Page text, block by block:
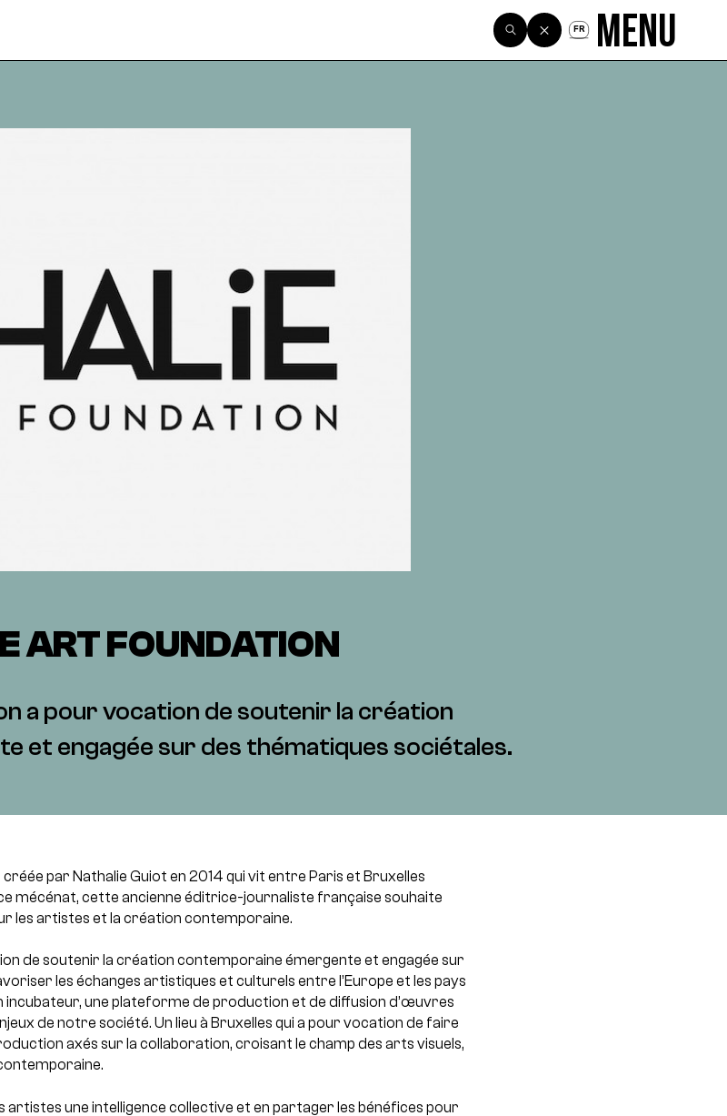
FR Menu
ART FOUNDATION
a pour vocation de soutenir la création
et engagée sur des thématiques sociétales.
par Nathalie Guiot en 2014 qui vit entre Paris et Bruxelles
ce mécénat, cette ancienne éditrice-journaliste française souhaite
les artistes et la création contemporaine.
de soutenir la création contemporaine émergente et engagée sur
les échanges artistiques et culturels entre l’Europe et les pays
incubateur, une plateforme de production et de diffusion d’œuvres
de notre société. Un lieu à Bruxelles qui a pour vocation de faire
axés sur la collaboration, croisant le champ des arts visuels,
artistes une intelligence collective et en partager les bénéfices pour